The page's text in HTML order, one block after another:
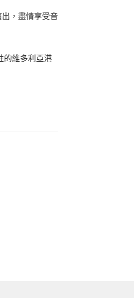
，盡情享受音
的維多利亞港